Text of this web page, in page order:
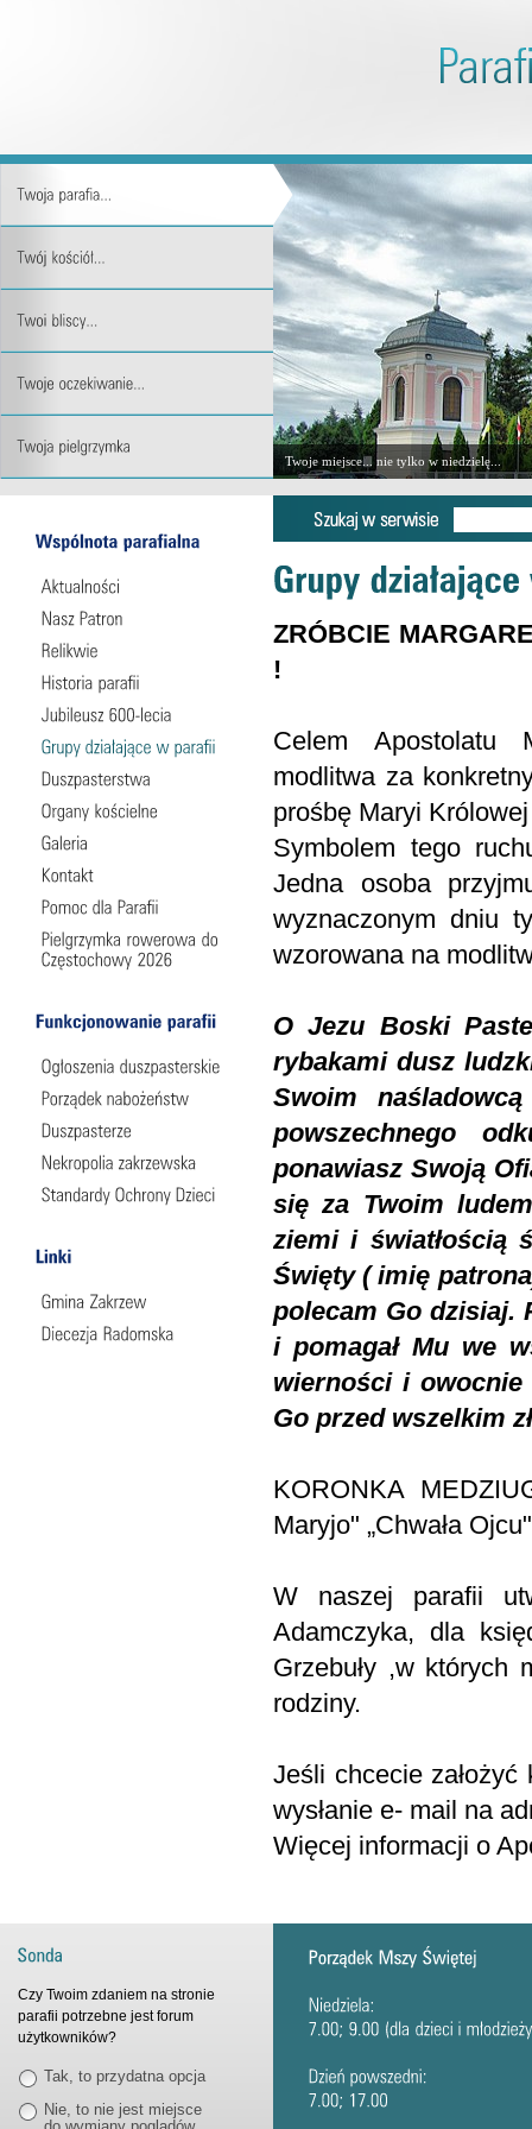
Twoje miejsce... nie tylko w niedzielę...
ZRÓBCIE
!
Celem Apostolatu
modlitwa za
prośbę Maryi
Symbolem tego
Jedna osoba
wyznaczonym dniu
wzorowana na
O Jezu Boski
rybakami dusz
Swoim
powszechnego
ponawiasz Swoją
się za Twoim
ziemi i światłością
Święty ( imię
polecam Go dzisiaj.
i pomagał Mu we
wierności i owocnie
Go przed wszelkim
KORONKA
Maryjo" „Chwała
W naszej parafii
Adamczyka, dla
Grzebuły ,w których
rodziny.
Jeśli chcecie
wysłanie e- mail na
Więcej informacji o
Czy Twoim zdaniem na stronie
parafii potrzebne jest forum
użytkowników?
Tak, to przydatna opcja
Nie, to nie jest miejsce